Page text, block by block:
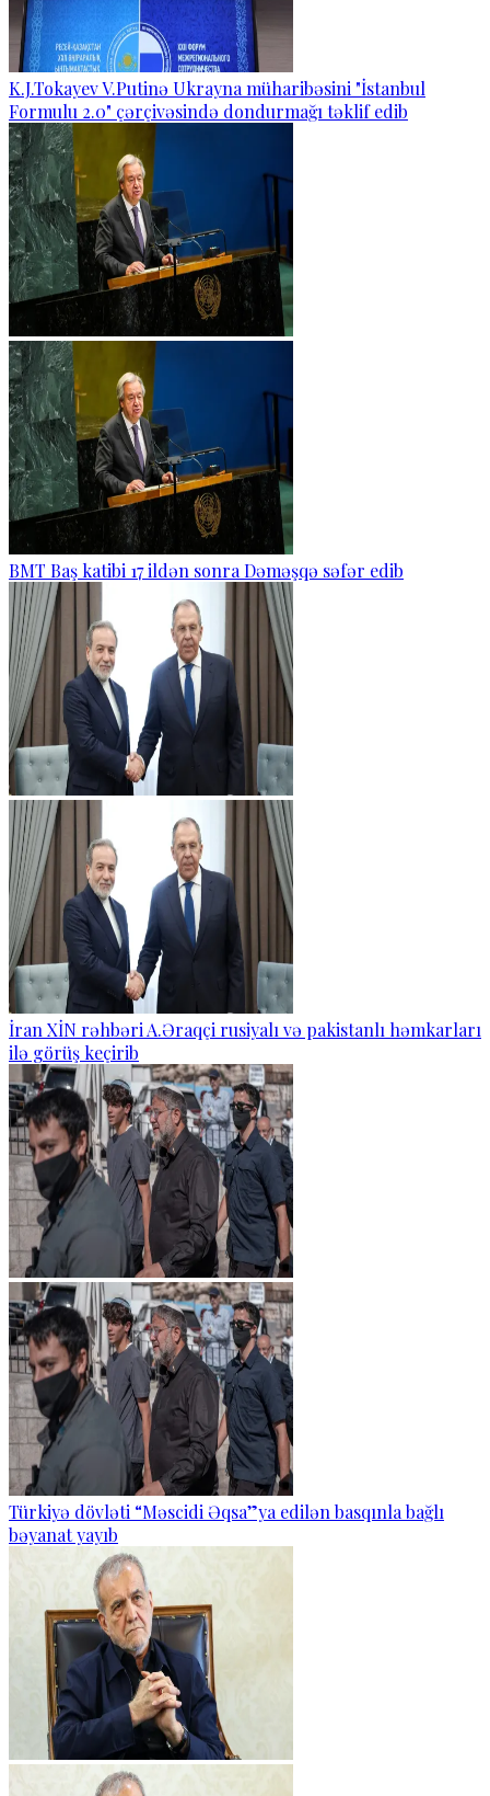
K.J.Tokayev V.Putinə Ukrayna müharibəsini "İstanbul
Formulu 2.0" çərçivəsində dondurmağı təklif edib
BMT Baş katibi 17 ildən sonra Dəməşqə səfər edib
İran XİN rəhbəri A.Əraqçi rusiyalı və pakistanlı həmkarları
ilə görüş keçirib
Türkiyə dövləti “Məscidi Əqsa”ya edilən basqınla bağlı
bəyanat yayıb